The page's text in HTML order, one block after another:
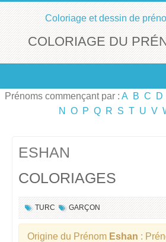
Coloriage et dessin de
COLORIAGE DU
Top 100 des Prénoms
Prénoms commençant par : A B C D
N
O P Q R S T U V
ESHAN
COLORIAGES
TURC GARÇON
Origine du Prénom Eshan :